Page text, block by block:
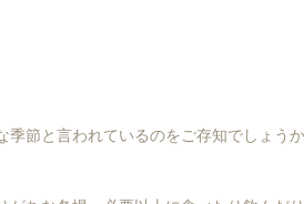
節と言われているのをご存知でしょう